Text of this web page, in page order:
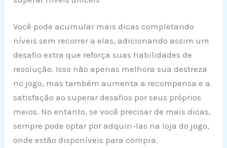
Você pode acumular mais dicas completando
níveis sem recorrer a elas, adicionando assim um
desafio extra que reforça suas habilidades de
resolução. Isso não apenas melhora sua destreza
no jogo, mas também aumenta a recompensa e a
satisfação ao superar desafios por seus próprios
meios. No entanto, se você precisar de mais dicas,
sempre pode optar por adquiri-las na loja do jogo,
onde estão disponíveis para compra.